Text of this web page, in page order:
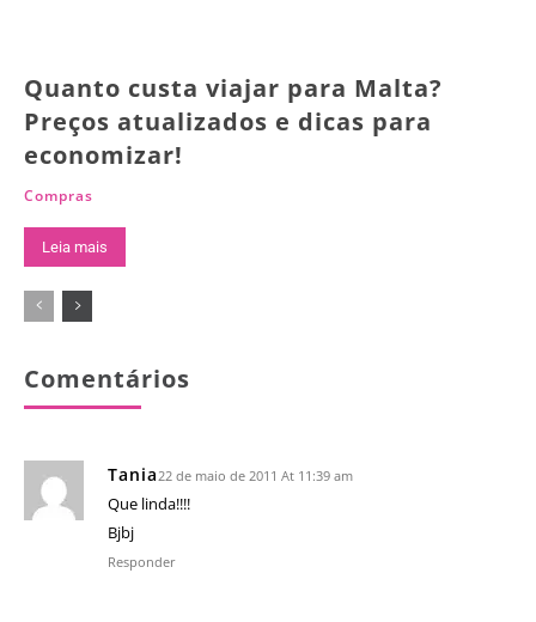
Quanto custa viajar para Malta?
Preços atualizados e dicas para
economizar!
Compras
Leia mais
Comentários
Tania22 de maio de 2011 At 11:39 am
Que linda!!!!
Bjbj
Responder